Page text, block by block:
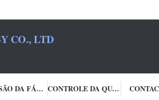
CO., LTD
EXCURSÃO DA FÁBRICA CONTROLE DA QUALIDADE